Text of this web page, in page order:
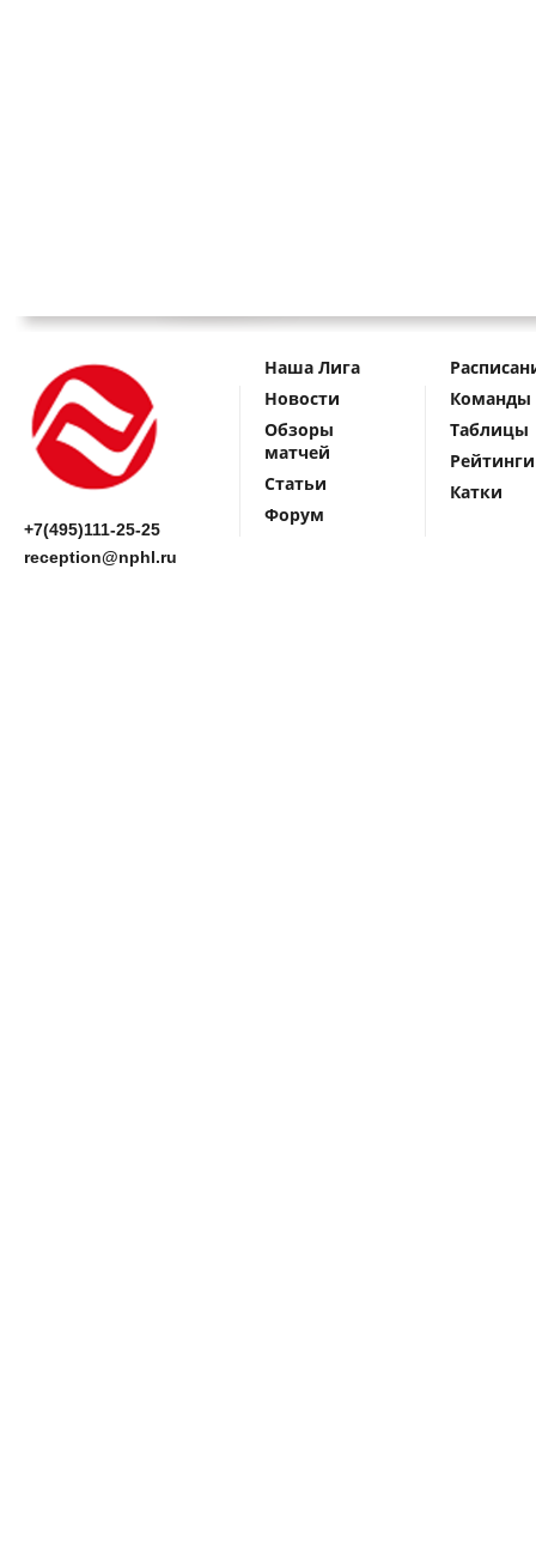
+7(495)111-25-25
reception@nphl.ru
Наша Лига
Новости
Обзоры
матчей
Статьи
Форум
Команды
Таблицы
Рейтинги
Катки